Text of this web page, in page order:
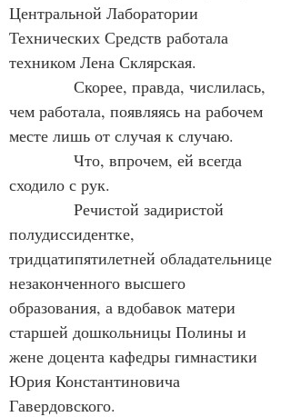
Центральной Лаборатории
Технических Средств работала
техником Лена Склярская.
Скорее, правда, числилась,
чем работала, появляясь на рабочем
месте лишь от случая к случаю.
Что, впрочем, ей всегда
сходило с рук.
Речистой задиристой
полудиссидентке,
тридцатипятилетней обладательнице
незаконченного высшего
образования, а вдобавок матери
старшей дошкольницы Полины и
жене доцента кафедры гимнастики
Юрия Константиновича
Гавердовского.